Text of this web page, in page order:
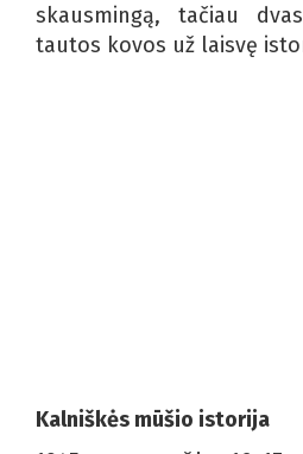
skausmingą, tačiau
tautos kovos už laisvę
Kalniškės mūšio istorija